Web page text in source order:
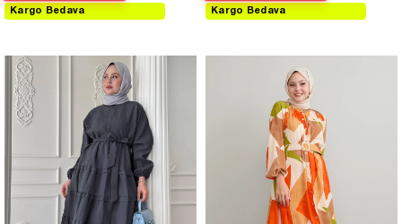
Kargo Bedava Kargo Bedava